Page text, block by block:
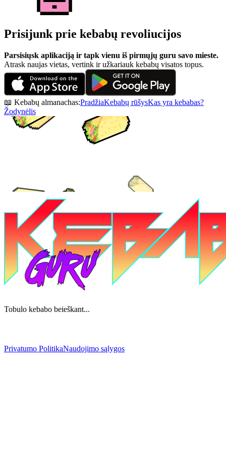
Prisijunk prie kebabų revoliucijos
Parsisiųsk aplikaciją ir tapk vienu iš pirmųjų guru savo mieste.
Atrask naujas vietas, vertink ir užkariauk kebabų visatos topus.
📖 Kebabų almanachas:PradžiaKebabų rūšysKas yra kebabas?
Žodynėlis
Tobulo kebabo beieškant...
Privatumo PolitikaNaudojimo sąlygos